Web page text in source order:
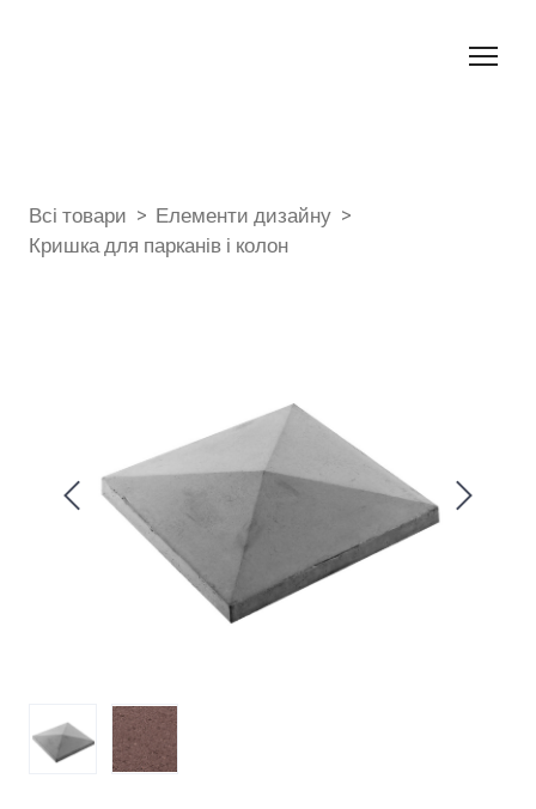
Всі товари
Елементи дизайну
Кришка для парканів і колон